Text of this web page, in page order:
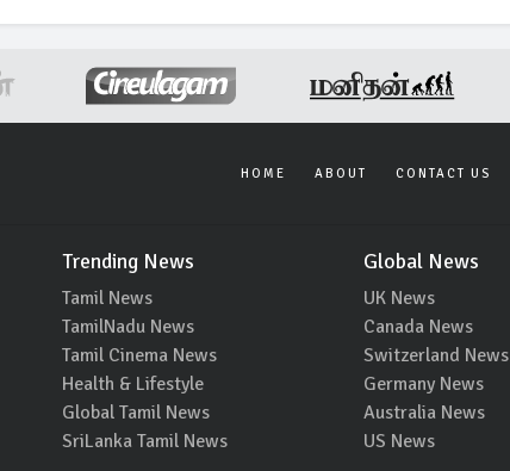
HOME ABOUT CONTACT US
Trending News
Tamil News
TamilNadu News
Tamil Cinema News
Health & Lifestyle
Global Tamil News
SriLanka Tamil News
Global News
UK News
Canada News
Switzerland News
Germany News
Australia News
US News